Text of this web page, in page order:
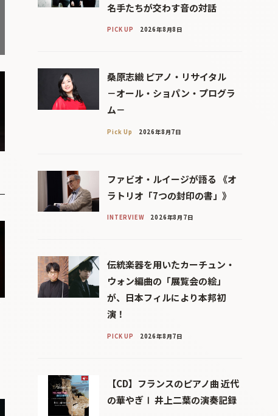
名手たちが交わす音の対話
PICK UP 2026年8月8日
桑原志織 ピアノ・リサイタル
－オール・ショパン・プログラ
ム－
Pick Up 2026年8月7日
ファビオ・ルイージが語る 《オ
ラトリオ「7つの封印の書」》
INTERVIEW 2026年8月7日
伝統楽器を用いたカーチュン・
ウォン編曲の「展覧会の絵」
が、日本フィルにより本邦初
演！
PICK UP 2026年8月7日
【CD】フランスのピアノ曲 近代
の華やぎⅠ 井上二葉の演奏記録